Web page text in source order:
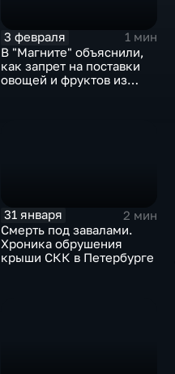
3 февраля
1 мин
В "Магните" объяснили,
как запрет на поставки
овощей и фруктов из
31 января
2 мин
Смерть под завалами.
Хроника обрушения
крыши СКК в Петербурге